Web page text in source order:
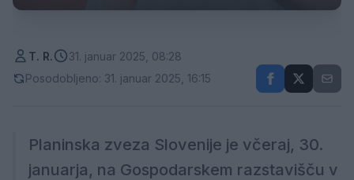
T. R.
31. januar 2025, 08:28
Posodobljeno: 31. januar 2025, 16:15
Planinska zveza Slovenije je včeraj, 30.
januarja, na Gospodarskem razstavišču v